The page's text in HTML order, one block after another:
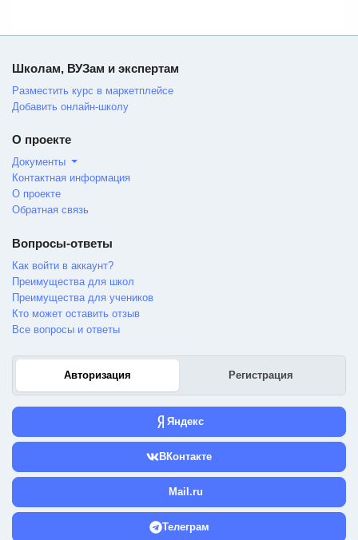
Школам, ВУЗам и экспертам
Разместить курс в маркетплейсе
Добавить онлайн-школу
О проекте
Документы
Контактная информация
О проекте
Обратная связь
Вопросы-ответы
Как войти в аккаунт?
Преимущества для школ
Преимущества для учеников
Кто может оставить отзыв
Все вопросы и ответы
Авторизация Регистрация
Яндекс
ВКонтакте
Mail.ru
Телеграм